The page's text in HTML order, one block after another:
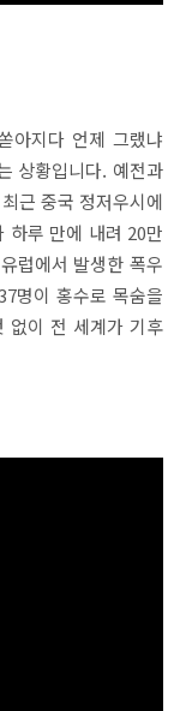
아지다 언제 그랬냐
상황입니다. 예전과
근 중국 정저우시에
하루 만에 내려 20만
럽에서 발생한 폭우
명이 홍수로 목숨을
없이 전 세계가 기후